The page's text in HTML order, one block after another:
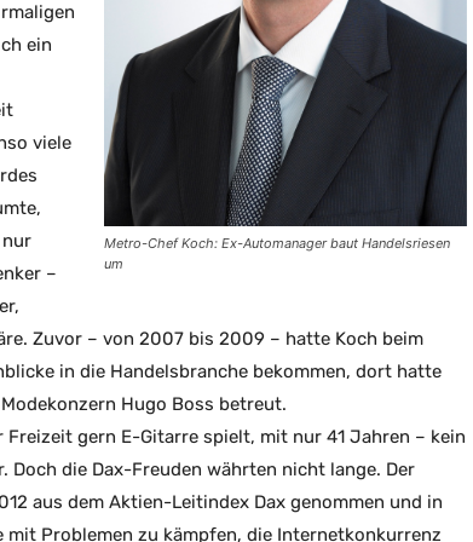
Metro-Chef Koch: Ex-Automanager baut Handelsriesen
um
ein
viele
–
Zuvor – von 2007 bis 2009 – hatte Koch beim
in die Handelsbranche bekommen, dort hatte
Hugo Boss betreut.
gern E-Gitarre spielt, mit nur 41 Jahren – kein
Doch die Dax-Freuden währten nicht lange. Der
aus dem Aktien-Leitindex Dax genommen und in
Problemen zu kämpfen, die Internetkonkurrenz